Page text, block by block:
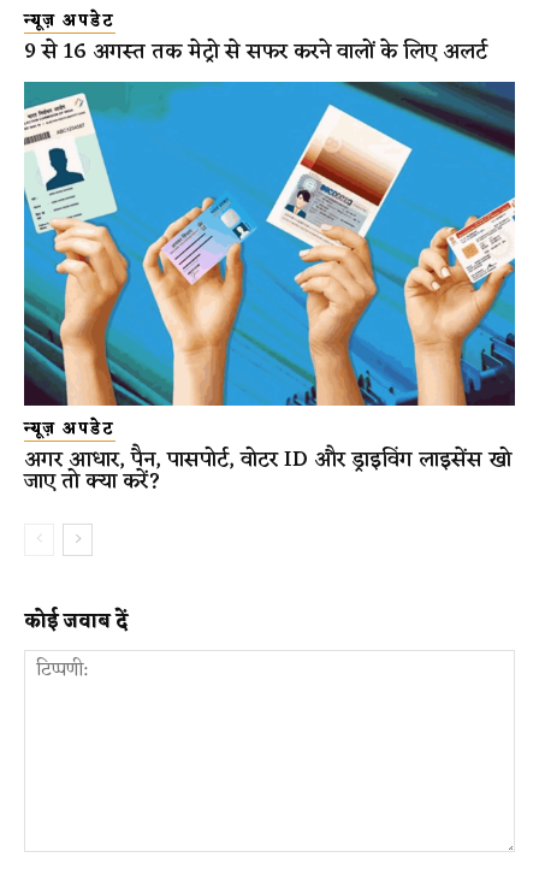
न्यूज़ अपडेट
9 से 16 अगस्त तक मेट्रो से सफर करने वालों के लिए अलर्ट
न्यूज़ अपडेट
अगर आधार, पैन, पासपोर्ट, वोटर ID और ड्राइविंग लाइसेंस खो
जाए तो क्या करें?
कोई जवाब दें